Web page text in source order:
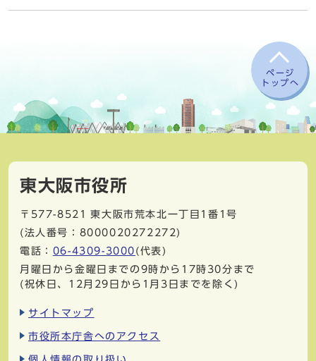
ページ
トップへ
東大阪市役所
〒577-8521
東大阪市荒本北一丁目1番1号
(法人番号：8000020272272)
電話： 06-4309-3000 (代表)
月曜日から金曜日までの9時から17時30分まで
(祝休日、12月29日から1月3日までを除く)
サイトマップ
市役所本庁舎へのアクセス